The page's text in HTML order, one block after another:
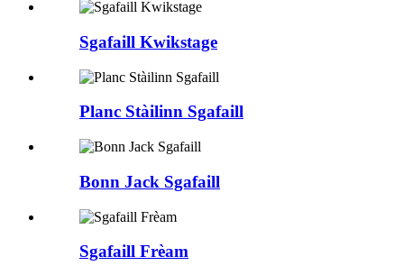
Sgafaill Kwikstage
Planc Stàilinn Sgafaill
Bonn Jack Sgafaill
Sgafaill Frèam